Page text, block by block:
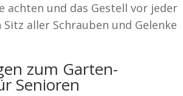
achten und das Gestell vor jeder
aller Schrauben und Gelenke
zum Garten-
Senioren